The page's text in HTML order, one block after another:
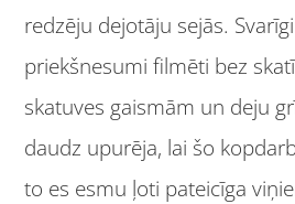
redzēju dejotāju sejās.
priekšnesumi filmēti bez
skatuves gaismām un deju
daudz upurēja, lai šo
to es esmu ļoti pateicīga